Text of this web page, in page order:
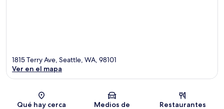
Sección del mapa
1815 Terry Ave, Seattle, WA, 98101
Ver en el mapa
Qué hay cerca Medios de Restaurantes